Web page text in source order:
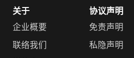
关于
企业概要
联络我们
协议声明
免责声明
私隐声明